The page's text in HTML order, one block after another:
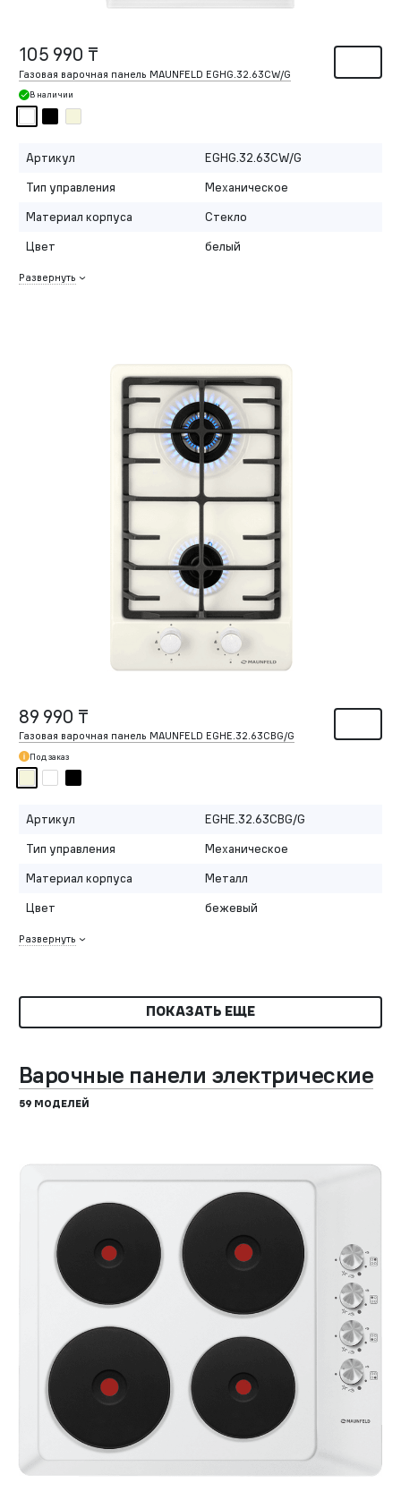
105 990 ₸
Газовая варочная панель MAUNFELD EGHG.32.63CW/G
В наличии
Артикул
EGHG.32.63CW/G
Тип управления
Механическое
Материал корпуса
Стекло
Цвет
белый
Развернуть
89 990 ₸
Газовая варочная панель MAUNFELD EGHE.32.63CBG/G
Под заказ
Артикул
EGHE.32.63CBG/G
Тип управления
Механическое
Материал корпуса
Металл
Цвет
бежевый
Развернуть
ПОКАЗАТЬ ЕЩЕ
Варочные панели электрические
59 МОДЕЛЕЙ